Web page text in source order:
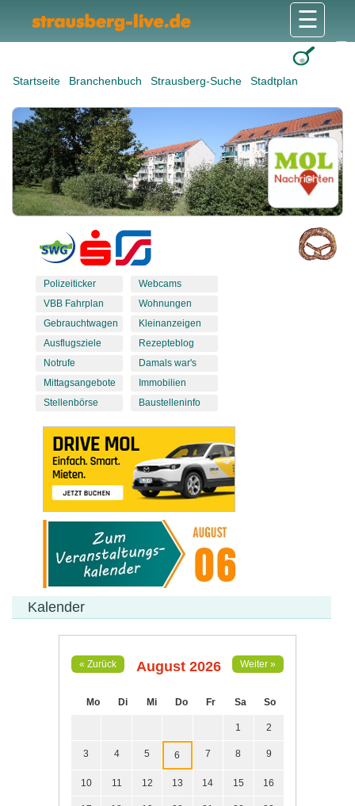
Startseite Branchenbuch Strausberg-Suche Stadtplan
☰
Polizeiticker
VBB Fahrplan
Gebrauchtwagen
Ausflugsziele
Notrufe
Mittagsangebote
Stellenbörse
Webcams
Wohnungen
Kleinanzeigen
Rezepteblog
Damals war's
Immobilien
Baustelleninfo
Kalender
« Zurück August 2026 Weiter »
Mo Di Mi Do Fr Sa So
1 2
3 4 5 6 7 8 9
10 11 12 13 14 15 16